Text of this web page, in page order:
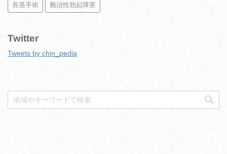
長茎手術 難治性勃起障害
Twitter
Tweets by chin_pedia